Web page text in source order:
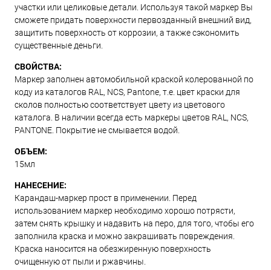
участки или целиковые детали. Используя такой маркер Вы
сможете придать поверхности первозданный внешний вид,
защитить поверхность от коррозии, а также сэкономить
существенные деньги.
СВОЙСТВА:
Маркер заполнен автомобильной краской колерованной по
коду из каталогов RAL, NCS, Pantone, т.е. цвет краски для
сколов полностью соответствует цвету из цветового
каталога. В наличии всегда есть маркеры цветов RAL, NCS,
PANTONE. Покрытие не смывается водой.
ОБЪЕМ:
15мл
НАНЕСЕНИЕ:
Карандаш-маркер прост в применении. Перед
использованием маркер необходимо хорошо потрясти,
затем снять крышку и надавить на перо, для того, чтобы его
заполнила краска и можно закрашивать повреждения.
Краска наносится на обезжиренную поверхность
очищенную от пыли и ржавчины.